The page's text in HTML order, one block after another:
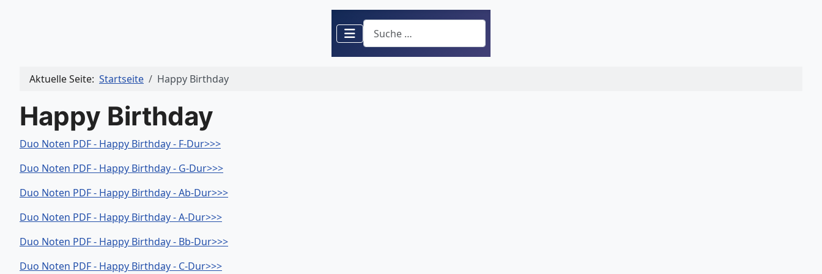
Suchen
Aktuelle Seite: Startseite Happy Birthday
Happy Birthday
Duo Noten PDF - Happy Birthday - F-Dur>>>
Duo Noten PDF - Happy Birthday - G-Dur>>>
Duo Noten PDF - Happy Birthday - Ab-Dur>>>
Duo Noten PDF - Happy Birthday - A-Dur>>>
Duo Noten PDF - Happy Birthday - Bb-Dur>>>
Duo Noten PDF - Happy Birthday - C-Dur>>>